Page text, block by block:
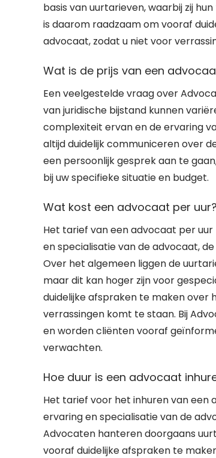
basis van uurtarieven, waarbij zij
is daarom raadzaam om vooraf
advocaat, zodat u niet voor
Wat is de prijs van een
Een veelgestelde vraag over
van juridische bijstand kunnen
complexiteit ervan en de ervaring
altijd duidelijk communiceren over
een persoonlijk gesprek aan te
bij uw specifieke situatie en budget.
Wat kost een advocaat per uur?
Het tarief van een advocaat per
en specialisatie van de advocaat,
Over het algemeen liggen de
maar dit kan hoger zijn voor
duidelijke afspraken te maken over
verrassingen komt te staan. Bij
en worden cliënten vooraf
verwachten.
Hoe duur is een advocaat
Het tarief voor het inhuren van een
ervaring en specialisatie van de
Advocaten hanteren doorgaans
vooraf duidelijke afspraken te